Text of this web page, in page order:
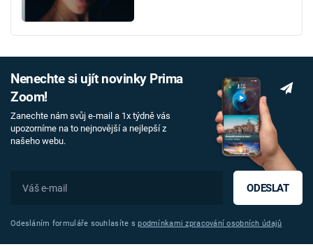
Nenechte si ujít novinky Prima
Zoom!
Zanechte nám svůj e-mail a 1x týdně vás
upozorníme na to nejnovější a nejlepší z
našeho webu.
ODESLAT
Odesláním formuláře souhlasíte spodmínkami zpracování osobních údajů